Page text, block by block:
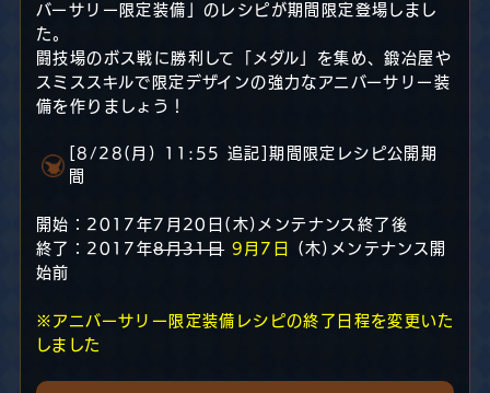
バーサリー限定装備」のレシピが期間限定登場しまし
た。
闘技場のボス戦に勝利して「メダル」を集め、鍛冶屋や
スミススキルで限定デザインの強力なアニバーサリー装
備を作りましょう！
[8/28(月) 11:55 追記]期間限定レシピ公開期
間
開始：2017年7月20日(木)メンテナンス終了後
終了：2017年8月31日9月7日
(木)メンテナンス開
始前
※アニバーサリー限定装備レシピの終了日程を変更いた
しました